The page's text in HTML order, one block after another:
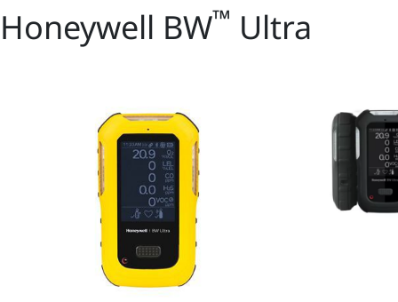
Honeywell BW™ Ultra